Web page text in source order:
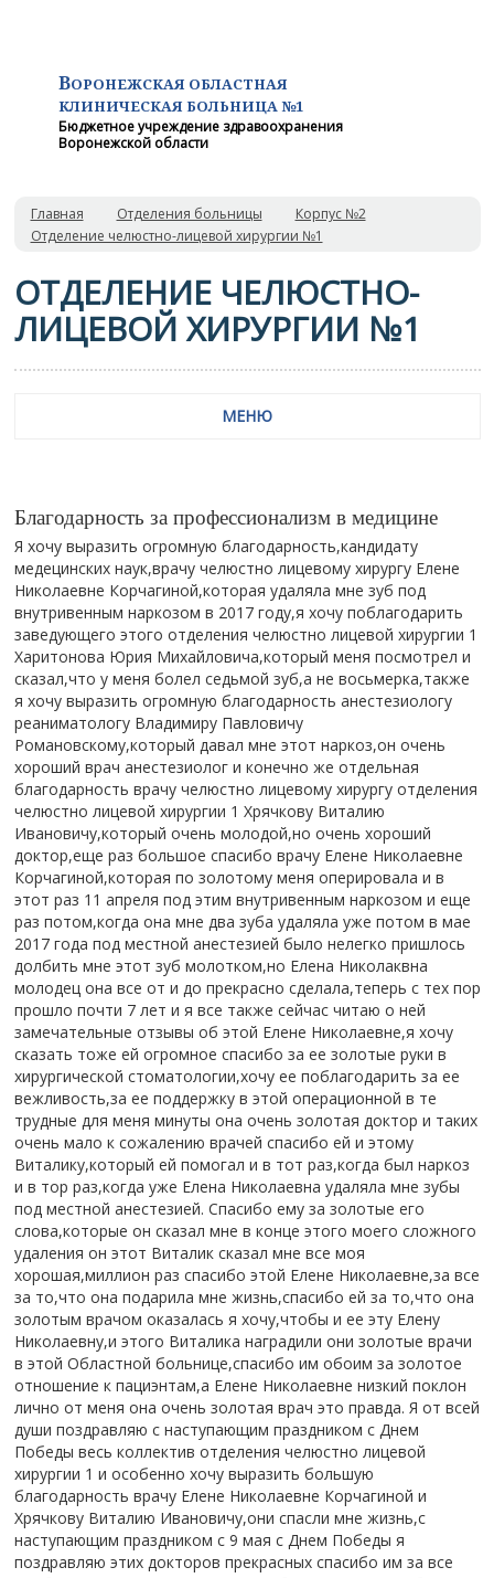
ВОРОНЕЖСКАЯ ОБЛАСТНАЯ
КЛИНИЧЕСКАЯ БОЛЬНИЦА №1
Бюджетное учреждение здравоохранения
Воронежской области
Главная Отделения больницы
Корпус №2
Отделение челюстно-лицевой хирургии №1
ОТДЕЛЕНИЕ ЧЕЛЮСТНО-
ЛИЦЕВОЙ ХИРУРГИИ №1
МЕНЮ
Благодарность за профессионализм в медицине
Я хочу выразить огромную благодарность,кандидату
медецинских наук,врачу челюстно лицевому хирургу Елене
Николаевне Корчагиной,которая удаляла мне зуб под
внутривенным наркозом в 2017 году,я хочу поблагодарить
заведующего этого отделения челюстно лицевой хирургии 1
Харитонова Юрия Михайловича,который меня посмотрел и
сказал,что у меня болел седьмой зуб,а не восьмерка,также
я хочу выразить огромную благодарность анестезиологу
реаниматологу Владимиру Павловичу
Романовскому,который давал мне этот наркоз,он очень
хороший врач анестезиолог и конечно же отдельная
благодарность врачу челюстно лицевому хирургу отделения
челюстно лицевой хирургии 1 Хрячкову Виталию
Ивановичу,который очень молодой,но очень хороший
доктор,еще раз большое спасибо врачу Елене Николаевне
Корчагиной,которая по золотому меня оперировала и в
этот раз 11 апреля под этим внутривенным наркозом и еще
раз потом,когда она мне два зуба удаляла уже потом в мае
2017 года под местной анестезией было нелегко пришлось
долбить мне этот зуб молотком,но Елена Николаквна
молодец она все от и до прекрасно сделала,теперь с тех пор
прошло почти 7 лет и я все также сейчас читаю о ней
замечательные отзывы об этой Елене Николаевне,я хочу
сказать тоже ей огромное спасибо за ее золотые руки в
хирургической стоматологии,хочу ее поблагодарить за ее
вежливость,за ее поддержку в этой операционной в те
трудные для меня минуты она очень золотая доктор и таких
очень мало к сожалению врачей спасибо ей и этому
Виталику,который ей помогал и в тот раз,когда был наркоз
и в тор раз,когда уже Елена Николаевна удаляла мне зубы
под местной анестезией. Спасибо ему за золотые его
слова,которые он сказал мне в конце этого моего сложного
удаления он этот Виталик сказал мне все моя
хорошая,миллион раз спасибо этой Елене Николаевне,за все
за то,что она подарила мне жизнь,спасибо ей за то,что она
золотым врачом оказалась я хочу,чтобы и ее эту Елену
Николаевну,и этого Виталика наградили они золотые врачи
в этой Областной больнице,спасибо им обоим за золотое
отношение к пациэнтам,а Елене Николаевне низкий поклон
лично от меня она очень золотая врач это правда. Я от всей
души поздравляю с наступающим праздником с Днем
Победы весь коллектив отделения челюстно лицевой
хирургии 1 и особенно хочу выразить большую
благодарность врачу Елене Николаевне Корчагиной и
Хрячкову Виталию Ивановичу,они спасли мне жизнь,с
наступающим праздником с 9 мая с Днем Победы я
поздравляю этих докторов прекрасных спасибо им за все